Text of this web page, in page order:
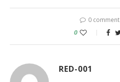
0 comment
0
RED-001